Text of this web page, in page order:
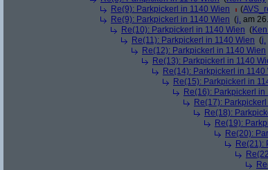
Re(9): Parkpickerl in 1140 Wien
(
Re(9): Parkpickerl in 1140 Wien (j. am
Re(10): Parkpickerl in 1140 Wien (
Re(11): Parkpickerl in 1140 Wien (j.
Re(12): Parkpickerl in 1140 Wien
Re(13): Parkpickerl in 1140
Re(14): Parkpickerl in 1140
Re(15): Parkpickerl in
Re(16): Parkpickerl in
Re(17):
Re(18):
Re(19):
Re(20):
Re(21):